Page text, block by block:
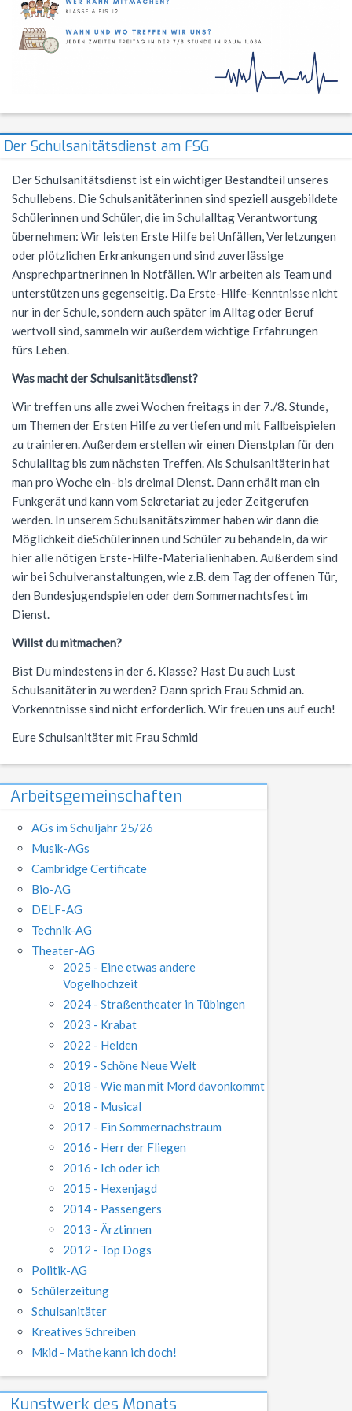
Förderverein
Aktuelles
Vorstand
Antragsformulare für Förderung
Service
Mensaverein
Geschichte
Wiederholung
Beglaubigung und Neuausstellung
Cambridge Certificate
Bio-AG
Technik-AG
Theater-AG
Politik-AG
Schulsanitäter
Kreatives Schreiben
Schülernachhilfe
Studium und Beruf (BOGY)
Klassen 8-10
Jahrgangsstufe
Sozialpraktikum
Bildungspartnerschaft
Evangelische Religion
Französisch
Warum Französisch?
Ab Klasse 6
Kursstufe
Austausch
DELF
Außerunterrichtliche Veranstaltungen
Geographie
Geschichte
Informatik
G9: Informatik und Medienbildung
G8: IMP (Informatik, Mathematik, Physik)
Italienisch
Warum Italienisch?
Italienisch als 3. Fremdsprache
Italienisch lernen
Außerunterrichtliches
Nützliche Adressen
Italien-Austausch
Katholische Religion
Literatur und Theater
Mathematik
Leitgedanken
Verschiedenes
Musik
Physik
Sport
Jugend trainiert für Olympia
Notentabellen
Befreiung vom Sportunterricht
Sportbrief
Wirtschaft
FSG Bigband
FSG Chor
Chor Klassen 5-7
Konzerte
Italien-Austausch
Ungarn-Austausch
Jugend trainiert für Olympia
Konzerte
Schoolwear FSG
Terminplan
Anfahrt
Praktikum am FSG
Lernmittel
Anmeldung Klasse 5
Schulanmeldung
Datenschutz
Impressum
​Der Schulsanitätsdienst am FSG
Der Schulsanitätsdienst ist ein wichtiger Bestandteil unseres
Schullebens. Die Schulsanitäterinnen sind speziell ausgebildete
Schülerinnen und Schüler, die im Schulalltag Verantwortung
übernehmen: Wir leisten Erste Hilfe bei Unfällen, Verletzungen
oder plötzlichen Erkrankungen und sind zuverlässige
Ansprechpartnerinnen in Notfällen. Wir arbeiten als Team und
unterstützen uns gegenseitig. Da Erste-Hilfe-Kenntnisse nicht
nur in der Schule, sondern auch später im Alltag oder Beruf
wertvoll sind, sammeln wir außerdem wichtige Erfahrungen
fürs Leben.
Was macht der Schulsanitätsdienst?
Wir treffen uns alle zwei Wochen freitags in der 7./8. Stunde,
um Themen der Ersten Hilfe zu vertiefen und mit Fallbeispielen
zu trainieren. Außerdem erstellen wir einen Dienstplan für den
Schulalltag bis zum nächsten Treffen. Als Schulsanitäterin hat
man pro Woche ein- bis dreimal Dienst. Dann erhält man ein
Funkgerät und kann vom Sekretariat zu jeder Zeitgerufen
werden. In unserem Schulsanitätszimmer haben wir dann die
Möglichkeit dieSchülerinnen und Schüler zu behandeln, da wir
hier alle nötigen Erste-Hilfe-Materialienhaben. Außerdem sind
wir bei Schulveranstaltungen, wie z.B. dem Tag der offenen Tür,
den Bundesjugendspielen oder dem Sommernachtsfest im
Dienst.
Willst du mitmachen?
Bist Du mindestens in der 6. Klasse? Hast Du auch Lust
Schulsanitäterin zu werden? Dann sprich Frau Schmid an.
Vorkenntnisse sind nicht erforderlich. Wir freuen uns auf euch!
Eure Schulsanitäter mit Frau Schmid
Arbeitsgemeinschaften
AGs im Schuljahr 25/26
Musik-AGs
Cambridge Certificate
Bio-AG
DELF-AG
Technik-AG
Theater-AG
2025 - Eine etwas andere
Vogelhochzeit
2024 - Straßentheater in Tübingen
2023 - Krabat
2022 - Helden
2019 - Schöne Neue Welt
2018 - Wie man mit Mord davonkommt
2018 - Musical
2017 - Ein Sommernachstraum
2016 - Herr der Fliegen
2016 - Ich oder ich
2015 - Hexenjagd
2014 - Passengers
2013 - Ärztinnen
2012 - Top Dogs
Politik-AG
Schülerzeitung
Schulsanitäter
Kreatives Schreiben
Mkid - Mathe kann ich doch!
Kunstwerk des Monats